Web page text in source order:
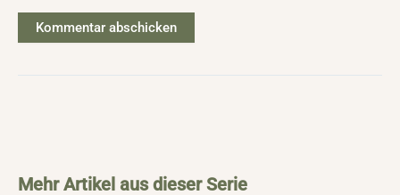
Mehr Artikel aus dieser Serie